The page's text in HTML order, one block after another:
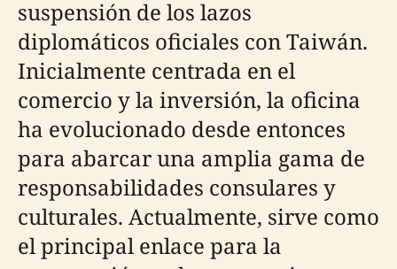
suspensión de los lazos
diplomáticos oficiales con Taiwán.
Inicialmente centrada en el
comercio y la inversión, la oficina
ha evolucionado desde entonces
para abarcar una amplia gama de
responsabilidades consulares y
culturales. Actualmente, sirve como
el principal enlace para la